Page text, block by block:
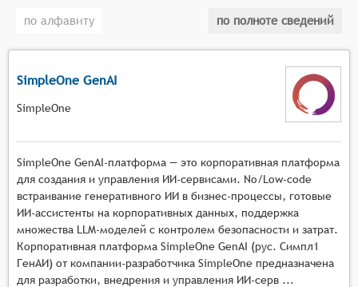
программ, системы должны иметь следующие
функциональные возможности:
поддержка одного или нескольких языков
разработчикам писать код без необходимости
переключения между различными
инструментами,
встроенный редактор кода с функциями
подсветки синтаксиса, автодополнения и
проверки ошибок в режиме реального
времени,
инструменты для отладки программного кода,
включая точки останова, пошаговое
по алфавиту по полноте сведений
SimpleOne GenAI
SimpleOne
SimpleOne GenAI-платформа — это корпоративная платформа
для создания и управления ИИ-сервисами. No/Low-code
встраивание генеративного ИИ в бизнес-процессы, готовые
ИИ-ассистенты на корпоративных данных, поддержка
множества LLM-моделей с контролем безопасности и затрат.
Корпоративная платформа SimpleOne GenAI (рус. Симпл1
ГенАИ) от компании-разработчика SimpleOne предназначена
для разработки, внедрения и управления ИИ-серв ...